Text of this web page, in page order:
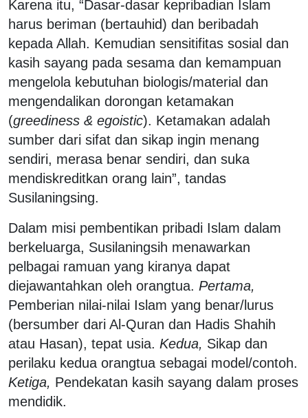
Karena itu, “Dasar-dasar kepribadian Islam
harus beriman (bertauhid) dan beribadah
kepada Allah. Kemudian sensitifitas sosial dan
kasih sayang pada sesama dan kemampuan
mengelola kebutuhan biologis/material dan
mengendalikan dorongan ketamakan
(greediness & egoistic). Ketamakan adalah
sumber dari sifat dan sikap ingin menang
sendiri, merasa benar sendiri, dan suka
mendiskreditkan orang lain”, tandas
Susilaningsing.
Dalam misi pembentikan pribadi Islam dalam
berkeluarga, Susilaningsih menawarkan
pelbagai ramuan yang kiranya dapat
diejawantahkan oleh orangtua. Pertama,
Pemberian nilai-nilai Islam yang benar/lurus
(bersumber dari Al-Quran dan Hadis Shahih
atau Hasan), tepat usia. Kedua, Sikap dan
perilaku kedua orangtua sebagai model/contoh.
Ketiga, Pendekatan kasih sayang dalam proses
mendidik.